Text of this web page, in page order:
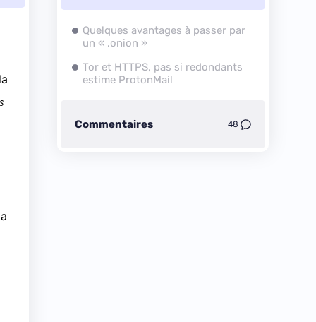
Quelques avantages à passer par
un « .onion »
Tor et HTTPS, pas si redondants
estime ProtonMail
Commentaires 48